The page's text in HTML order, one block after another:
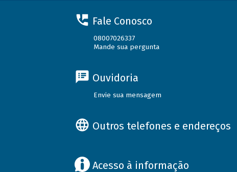
Fale Conosco
08007026337
Mande sua pergunta
Ouvidoria
Envie sua mensagem
Outros telefones e endereços
Acesso à informação